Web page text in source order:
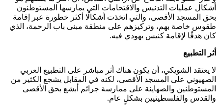
أشكال عمليات التدنيس والاقتحامات التي يمارسها المستوطنون
بحق المسجد الأقصى، والتي اتخذت أشكالًا أكثر خطورة عبر إقامة
طقوس خاصة بهم، وتركيزهم على منطقة مبنى باب الرحمة، الذي
كان هدفًا لإقامة كنيس يهودي فيه.
أثر التطبيع
لا يعتقد الشويكي، أن يكون هناك أثر مباشر على التطبيع العربي
الصهيوني على المسجد الأقصى، لكنه في المقابل يشجع الكثير من
المستوطنين والصهاينة على ممارسة جرائم أبشع بحق الأقصى
والقدس والفلسطينيين بشكلٍ عام.